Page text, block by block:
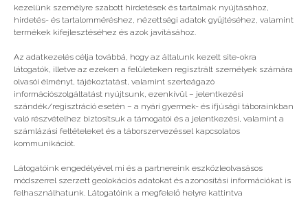
kezelünk személyre szabott hirdetések és tartalmak nyújtásához,
hirdetés- és tartalomméréshez, nézettségi adatok gyűjtéséhez, valamint
termékek kifejlesztéséhez és azok javításához.
Az adatkezelés célja továbbá, hogy az általunk kezelt site-okra
látogatók, illetve az ezeken a felületeken regisztrált személyek számára
olvasói élményt, tájékoztatást, valamint szerteágazó
információszolgáltatást nyújtsunk, ezenkívül – jelentkezési
szándék/regisztráció esetén – a nyári gyermek- és ifjúsági táborainkban
való részvételhez biztosítsuk a támogatói és a jelentkezési, valamint a
számlázási feltételeket és a táborszervezéssel kapcsolatos
kommunikációt.
Látogatóink engedélyével mi és a partnereink eszközleolvasásos
módszerrel szerzett geolokációs adatokat és azonosítási információkat is
felhasználhatunk. Látogatóink a megfelelő helyre kattintva
Négy könyv, ami kell